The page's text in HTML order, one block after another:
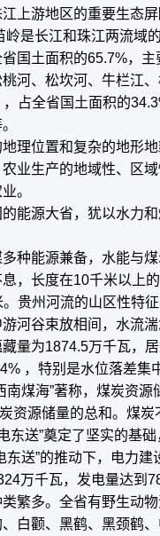
上游地区的重要生态
岭是长江和珠江两流域
国土面积的65.7%，
河、松坎河、牛栏江
占全省国土面积的
位置和复杂的地形地
业生产的地域性、区
。
源大省，犹以水力和
能源兼备，水能与煤
，长度在10千米以上
贵州河流的山区性特
河谷束放相间，水流
量为1874.5万千瓦，
，特别是水位落差集
煤海”著称，煤炭资源
资源储量的总和。煤
东送”奠定了坚实的基
东送”的推动下，电力
万千瓦，发电量达到
多。全省有野生动物
白颧、黑鹤、黑颈鹤